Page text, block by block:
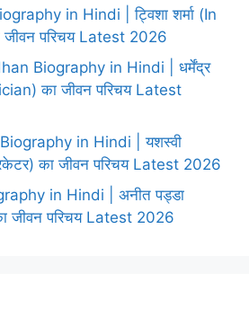
in Hindi | ट्विशा शर्मा (In
परिचय Latest 2026
Biography in Hindi | धर्मेंद्र
का जीवन परिचय Latest
in Hindi | यशस्वी
का जीवन परिचय Latest 2026
in Hindi | अनीत पड्डा
जीवन परिचय Latest 2026